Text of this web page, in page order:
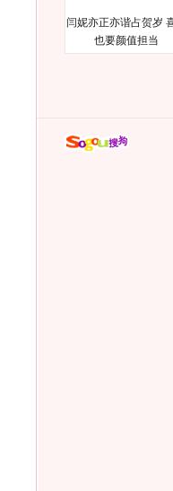
闫妮亦正亦谐占贺岁
也要颜值担当